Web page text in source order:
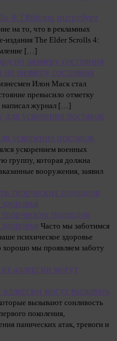
4: Oblivion потребует
на то, что в рекламных
издания The Elder Scrolls 4:
[…]
размеру состояния
Илон Маск стал
превысило отметку
написал журнал […]
ускорения поставок
ускорением военных
группу, которая должна
вооружения, заявил
подходов
Часто мы заботимся
психическое здоровье
хорошо мы проявляем заботу
могут вызывать
вызывают сонливость
поколения,
панических атак, тревоги и